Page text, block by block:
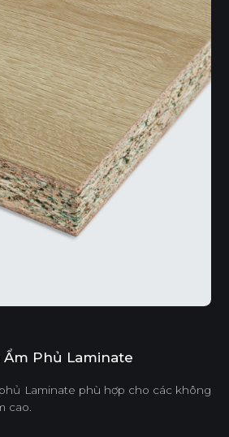
Ẩm Phủ Laminate
Laminate phù hợp cho các không
cao.